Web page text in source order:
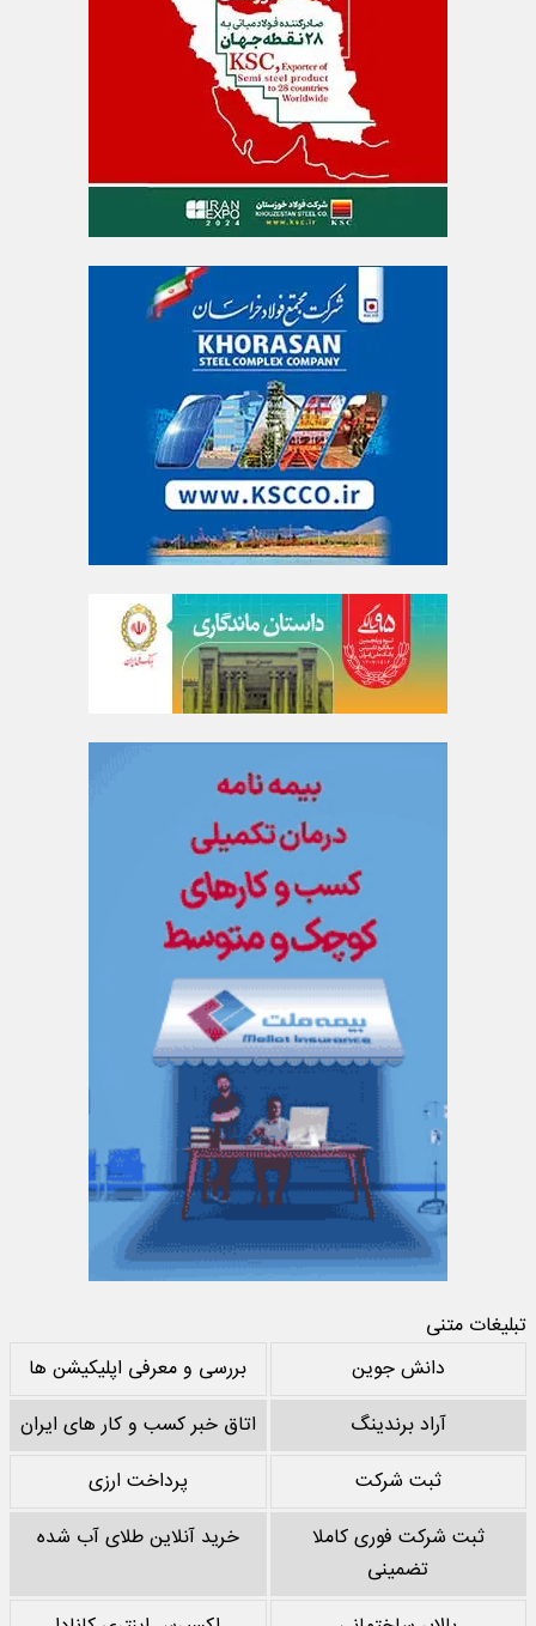
تبلیغات متنی
دانش جوین
بررسی و معرفی اپلیکیشن ها
آراد برندینگ
اتاق خبر کسب و کار های ایران
ثبت شرکت
پرداخت ارزی
ثبت شرکت فوری کاملا
تضمینی
خرید آنلاین طلای آب شده